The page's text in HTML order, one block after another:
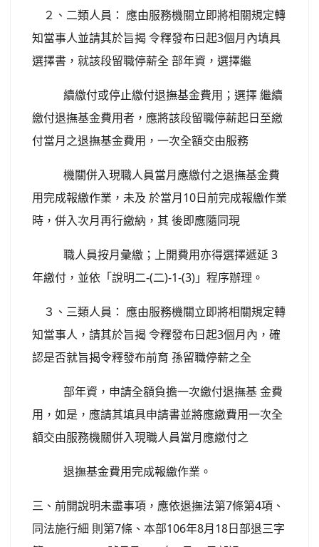
２、二類人員： 應由服務機關立即將相關規定轉
知當事人並請其於旨揭 令釋發布日起3個月內填具
選擇書，就該段留職停薪全 部年資，選擇繼
續繳付或停止繳付退撫基金費用；選擇 繼續
繳付退撫基金費用者，應將該段留職停薪起日至繳
付當月之退撫基金費用，一次全額交由服務
機關併入現職人員當月應繳付之退撫基金費
用完成報繳作業，未及 於當月10日前完成報繳作業
時，併入次月再行繳納，其 後即應隨同現
職人員按月彙繳；上開費用亦得選擇遞延 3
年繳付，並依「說明二-(二)-1-(3)」程序辦理。
３、三類人員： 應由服務機關立即將相關規定轉
知當事人，請其於旨揭 令釋發布日起3個月內，確
認是否就旨揭令釋發布前育 孫留職停薪之全
部年資，申請全額負擔一次繳付退撫基 金費
用，如是，應請其填具申請書並將應繳費用一次全
額交由服務機關併入現職人員當月應繳付之
退撫基金費用完成報繳作業。
三、前開說明未盡事項，應依退撫法第7條第4項、
同法施行細 則第7條、本部106年8月18日部退三字